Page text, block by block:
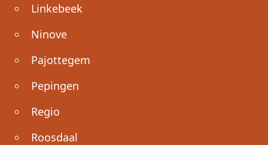
Linkebeek
Ninove
Pajottegem
Pepingen
Regio
Roosdaal